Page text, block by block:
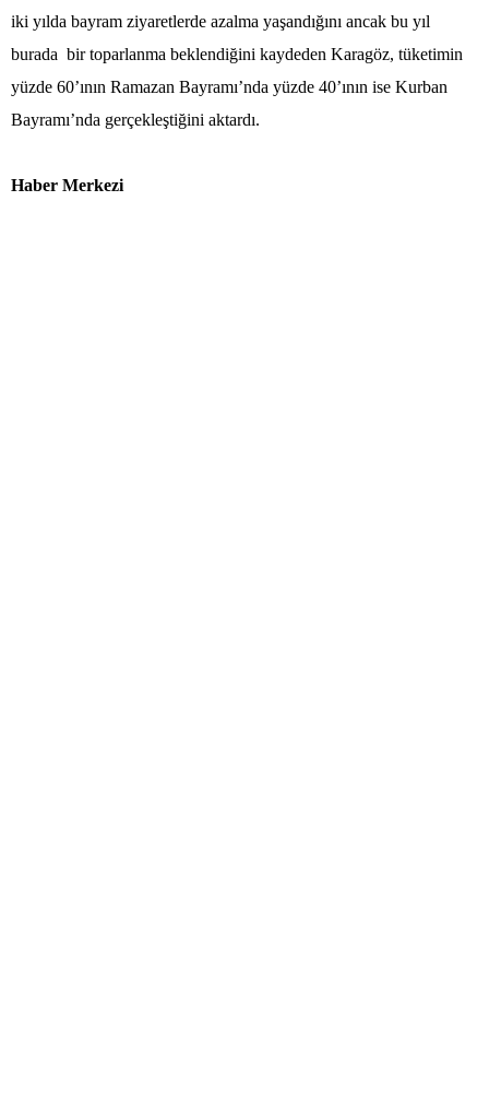
iki yılda bayram ziyaretlerde azalma yaşandığını ancak bu yıl
burada bir toparlanma beklendiğini kaydeden Karagöz, tüketimin
yüzde 60’ının Ramazan Bayramı’nda yüzde 40’ının ise Kurban
Bayramı’nda gerçekleştiğini aktardı.
Haber Merkezi